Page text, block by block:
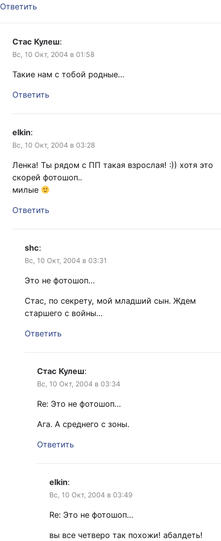
Ответить
Стас Кулеш:
Вс, 10 Окт, 2004 в 01:58
Такие нам с тобой родные…
Ответить
elkin:
Вс, 10 Окт, 2004 в 03:28
Ленка! Ты рядом с ПП такая взрослая! :)) хотя это
скорей фотошоп..
милые
Ответить
shc:
Вс, 10 Окт, 2004 в 03:31
Это не фотошоп…
Стас, по секрету, мой младший сын. Ждем
старшего с войны…
Ответить
Стас Кулеш:
Вс, 10 Окт, 2004 в 03:34
Re: Это не фотошоп…
Ага. А среднего с зоны.
Ответить
elkin:
Вс, 10 Окт, 2004 в 03:49
Re: Это не фотошоп…
вы все четверо так похожи! абалдеть!